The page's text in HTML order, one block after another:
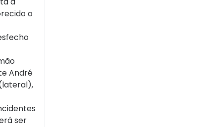
o
André
ser